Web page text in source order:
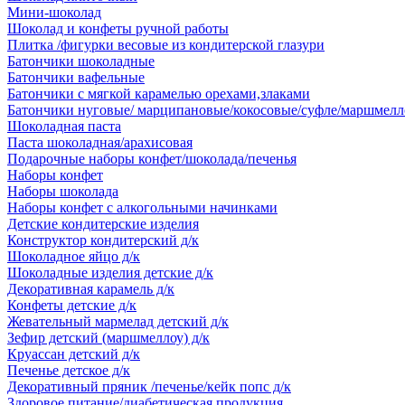
Мини-шоколад
Шоколад и конфеты ручной работы
Плитка /фигурки весовые из кондитерской глазури
Батончики шоколадные
Батончики вафельные
Батончики с мягкой карамелью орехами,злаками
Батончики нуговые/ марципановые/кокосовые/суфле/
Шоколадная паста
Паста шоколадная/арахисовая
Подарочные наборы конфет/шоколада/печенья
Наборы конфет
Наборы шоколада
Наборы конфет с алкогольными начинками
Детские кондитерские изделия
Конструктор кондитерский д/к
Шоколадное яйцо д/к
Шоколадные изделия детские д/к
Декоративная карамель д/к
Конфеты детские д/к
Жевательный мармелад детский д/к
Зефир детский (маршмеллоу) д/к
Круассан детский д/к
Печенье детское д/к
Декоративный пряник /печенье/кейк попс д/к